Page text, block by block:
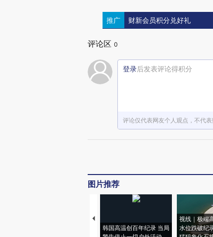
推广 财新会员积分兑好礼
评论区 0
登录后发表评论得积分
评论仅代表网友个人观点，不代
图片推荐
韩国高温创百年纪录 当局
视线｜极端
水位跌破纪